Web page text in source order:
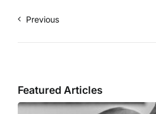
Previous
Featured Articles